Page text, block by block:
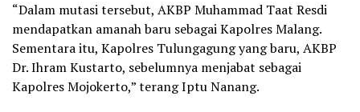
“Dalam mutasi tersebut, AKBP Muhammad Taat Resdi
mendapatkan amanah baru sebagai Kapolres Malang.
Sementara itu, Kapolres Tulungagung yang baru, AKBP
Dr. Ihram Kustarto, sebelumnya menjabat sebagai
Kapolres Mojokerto,” terang Iptu Nanang.